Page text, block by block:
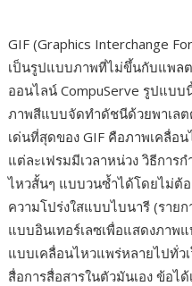
GIF (Graphics Interchange
เป็นรูปแบบภาพที่ไม่ขึ้นกับแพลต
ออนไลน์ CompuServe รูปแบ
ภาพสีแบบจัดทำดัชนีด้วยพาเลต
เด่นที่สุดของ GIF คือภาพเคลื่อ
แต่ละเฟรมมีเวลาหน่วง วิธีการ
ไหวสั้นๆ แบบวนซ้ำได้โดยไม่ต้
ความโปร่งใสแบบไบนารี (ราย
แบบอินเทอร์เลซเพื่อแสดงภา
แบบเคลื่อนไหวแพร่หลายไปทั่
สื่อการสื่อสารในตัวมันเอง ข้อไ